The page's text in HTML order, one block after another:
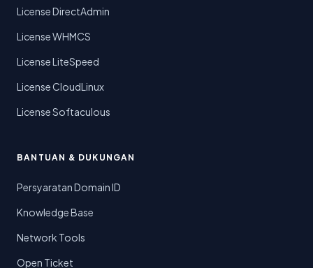
License DirectAdmin
License WHMCS
License LiteSpeed
License CloudLinux
License Softaculous
BANTUAN & DUKUNGAN
Persyaratan Domain ID
Knowledge Base
Network Tools
Open Ticket